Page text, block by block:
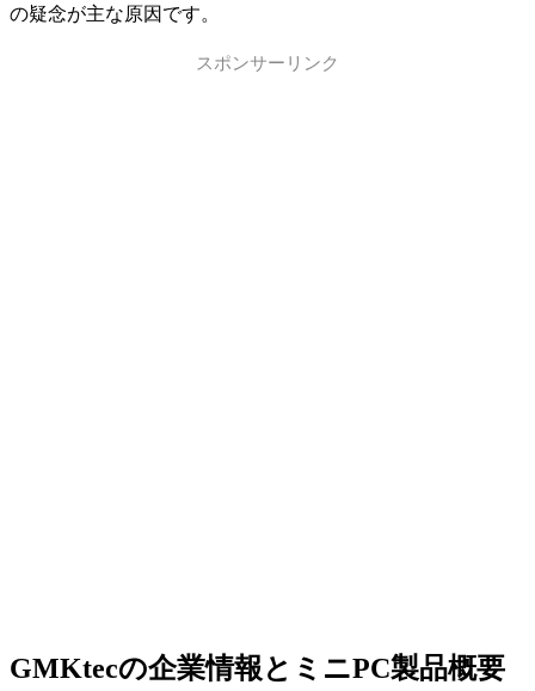
の疑念が主な原因です。
スポンサーリンク
GMKtecの企業情報とミニPC製品概要